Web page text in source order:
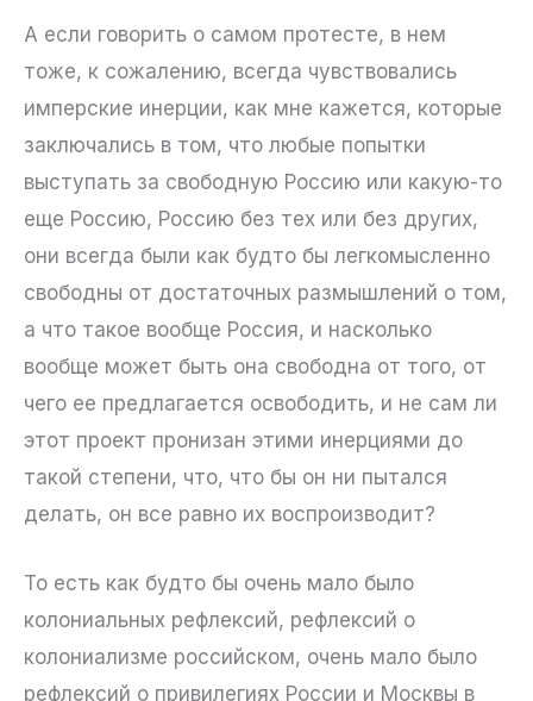
А если говорить о самом протесте, в нем
тоже, к сожалению, всегда чувствовались
имперские инерции, как мне кажется, которые
заключались в том, что любые попытки
выступать за свободную Россию или какую-то
еще Россию, Россию без тех или без других,
они всегда были как будто бы легкомысленно
свободны от достаточных размышлений о том,
а что такое вообще Россия, и насколько
вообще может быть она свободна от того, от
чего ее предлагается освободить, и не сам ли
этот проект пронизан этими инерциями до
такой степени, что, что бы он ни пытался
делать, он все равно их воспроизводит?
То есть как будто бы очень мало было
колониальных рефлексий, рефлексий о
колониализме российском, очень мало было
рефлексий о привилегиях России и Москвы в